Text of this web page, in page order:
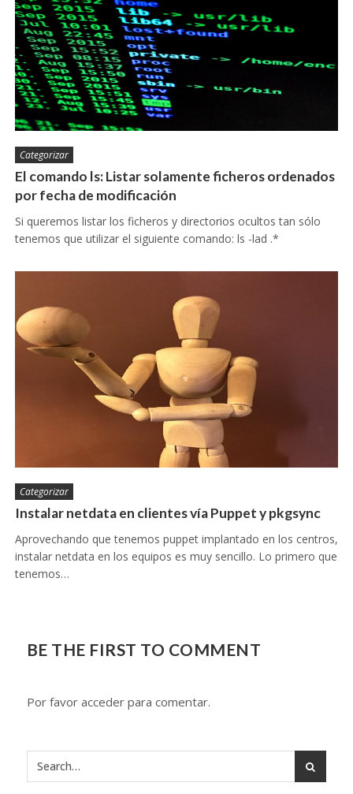
Categorizar
El comando ls: Listar solamente ficheros ordenados
por fecha de modificación
Si queremos listar los ficheros y directorios ocultos tan sólo
tenemos que utilizar el siguiente comando: ls -lad .*
Categorizar
Instalar netdata en clientes vía Puppet y pkgsync
Aprovechando que tenemos puppet implantado en los centros,
instalar netdata en los equipos es muy sencillo. Lo primero que
tenemos…
BE THE FIRST TO COMMENT
Por favor acceder para comentar.